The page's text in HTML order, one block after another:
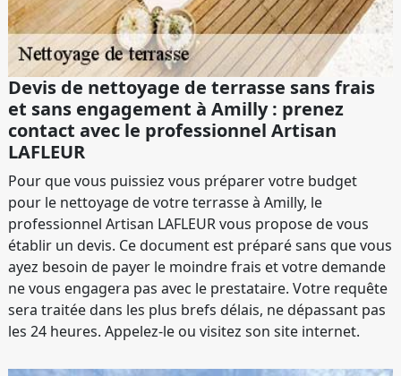
Devis de nettoyage de terrasse sans frais
et sans engagement à Amilly : prenez
contact avec le professionnel Artisan
LAFLEUR
Pour que vous puissiez vous préparer votre budget
pour le nettoyage de votre terrasse à Amilly, le
professionnel Artisan LAFLEUR vous propose de vous
établir un devis. Ce document est préparé sans que vous
ayez besoin de payer le moindre frais et votre demande
ne vous engagera pas avec le prestataire. Votre requête
sera traitée dans les plus brefs délais, ne dépassant pas
les 24 heures. Appelez-le ou visitez son site internet.